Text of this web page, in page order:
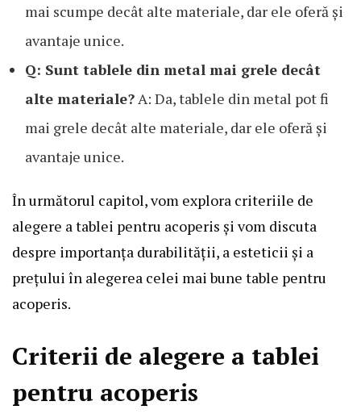
mai scumpe decât alte materiale, dar ele oferă și
avantaje unice.
Q: Sunt tablele din metal mai grele decât
alte materiale? A: Da, tablele din metal pot fi
mai grele decât alte materiale, dar ele oferă și
avantaje unice.
În următorul capitol, vom explora criteriile de
alegere a tablei pentru acoperis și vom discuta
despre importanța durabilității, a esteticii și a
prețului în alegerea celei mai bune table pentru
acoperis.
Criterii de alegere a tablei
pentru acoperis